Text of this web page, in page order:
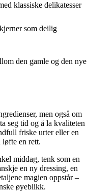
klassiske delikatesser
som deilig
den gamle og den nye
men også om
seg tid og å la kvaliteten
friske urter eller en
en rett.
middag, tenk som en
en ny dressing, en
magien oppstår –
øyeblikk.